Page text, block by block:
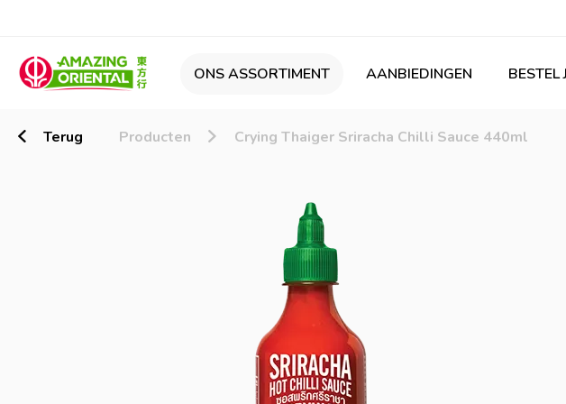
ONS ASSORTIMENT AANBIEDINGEN BESTEL
Terug Producten Crying Thaiger Sriracha Chilli Sauce 440ml